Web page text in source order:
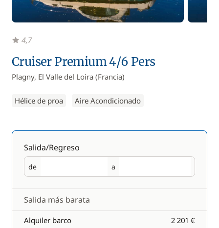
Cruiser Premium 4/6 Pers
Plagny, El Valle del Loira (Francia)
Hélice de proa Aire Acondicionado
4,7
Salida/Regreso
de
Salida a
Regreso
Salida más barata
Alquiler barco 2 201 €